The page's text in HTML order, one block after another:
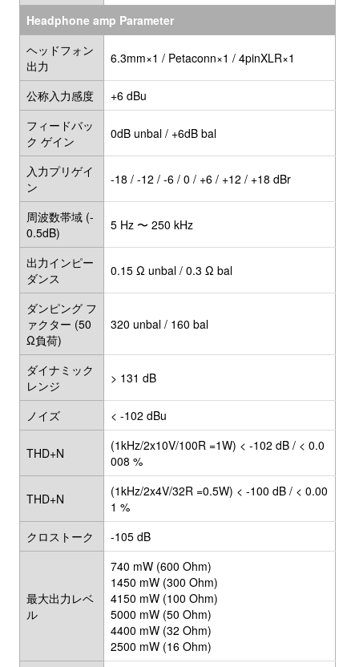
Headphone amp Parameter
ヘッドフォン
出力
6.3mm×1 / Petaconn×1 / 4pinXLR×1
公称入力感度
+6 dBu
フィードバッ
ク ゲイン
0dB unbal / +6dB bal
入力プリゲイ
ン
-18 / -12 / -6 / 0 / +6 / +12 / +18 dBr
周波数帯域 (-
0.5dB)
5 Hz 〜 250 kHz
出力インピー
ダンス
0.15 Ω unbal / 0.3 Ω bal
ダンピング フ
ァクター (50
Ω負荷)
320 unbal / 160 bal
ダイナミック
レンジ
> 131 dB
ノイズ < -102 dBu
THD+N
(1kHz/2x10V/100R =1W) < -102 dB / < 0.0
008 %
THD+N
(1kHz/2x4V/32R =0.5W) < -100 dB / < 0.00
1 %
クロストーク
-105 dB
最大出力レベ
ル
740 mW (600 Ohm)
1450 mW (300 Ohm)
4150 mW (100 Ohm)
5000 mW (50 Ohm)
4400 mW (32 Ohm)
2500 mW (16 Ohm)